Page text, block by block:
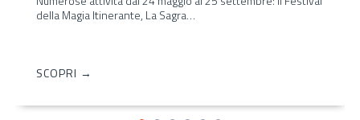
della Magia Itinerante, La Sagra…
SCOPRI →